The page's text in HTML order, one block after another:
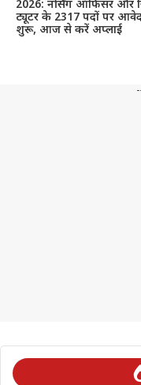
2026: नर्सिंग ऑफिसर और
ट्यूटर के 2317 पदों पर
शुरू, आज से करें अप्लाई